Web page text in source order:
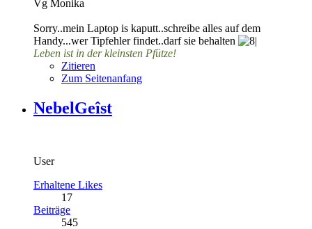
Vg Monika
Sorry..mein Laptop is kaputt..schreibe alles auf dem
Handy...wer Tipfehler findet..darf sie behalten
Leben ist in der kleinsten Pfütze!
Zitieren
Zum Seitenanfang
NebelGeîst
User
Erhaltene Likes
17
Beiträge
545